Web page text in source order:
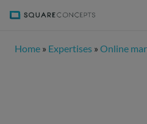
Home » Expertises » Online